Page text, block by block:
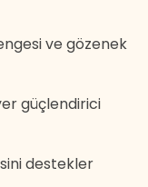
ve gözenek
güçlendirici
destekler